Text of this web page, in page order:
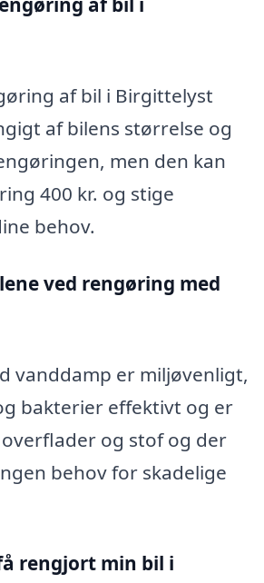
af bil i Birgittelyst
af bilens størrelse og
men den kan
400 kr. og stige
behov.
ved rengøring med
vanddamp er miljøvenligt,
bakterier effektivt og er
og stof og der
behov for skadelige
rengjort min bil i